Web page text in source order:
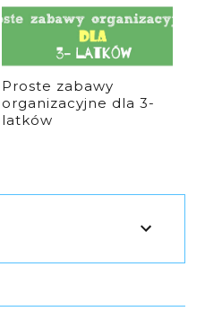
Proste zabawy
organizacyjne dla 3-
latków